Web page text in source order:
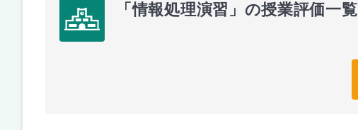
「情報処理演習」の授業評価一覧